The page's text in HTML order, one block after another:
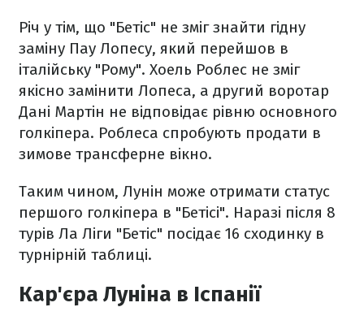
Річ у тім, що "Бетіс" не зміг знайти гідну
заміну Пау Лопесу, який перейшов в
італійську "Рому". Хоель Роблес не зміг
якісно замінити Лопеса, а другий воротар
Дані Мартін не відповідає рівню основного
голкіпера. Роблеса спробують продати в
зимове трансферне вікно.
Таким чином, Лунін може отримати статус
першого голкіпера в "Бетісі". Наразі після 8
турів Ла Ліги "Бетіс" посідає 16 сходинку в
турнірній таблиці.
Кар'єра Луніна в Іспанії